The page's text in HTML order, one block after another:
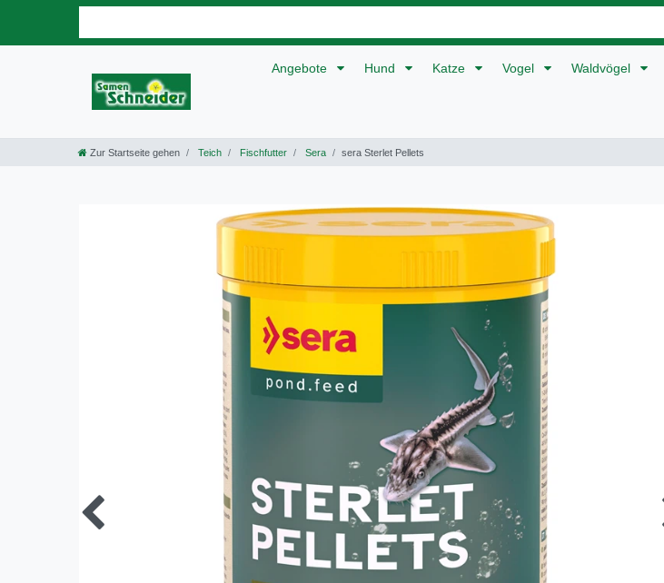
Angebote Hund Katze Vogel Waldvögel
Zur Startseite gehen Teich Fischfutter Sera sera Sterlet Pellets